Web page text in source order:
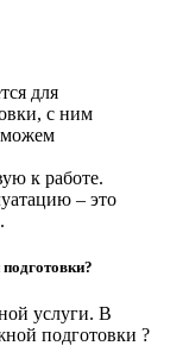
для
с ним
можем
к работе.
– это
услуги. В
подготовки ?